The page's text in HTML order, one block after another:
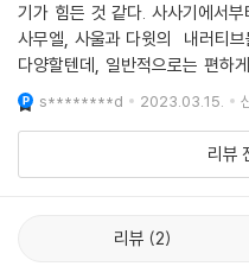
기가 힘든 것 같다. 사사기에서
사무엘, 사울과 다윗의 내러티
다양할텐데, 일반적으로는 편하
부분만 전달하고 끝내기도 굉장
받되, 아이러니하게
s********d 2023.03.15.
리뷰
리뷰 2